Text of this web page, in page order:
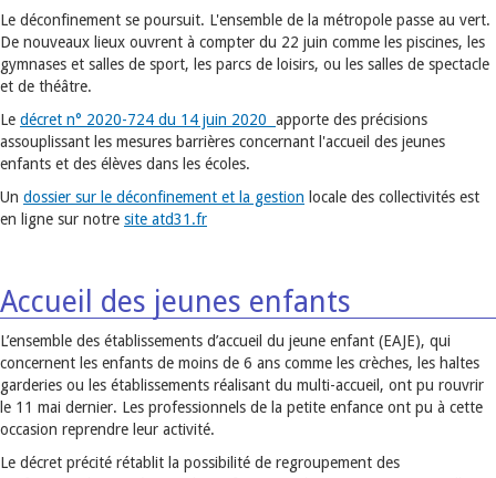
Le déconfinement se poursuit. L'ensemble de la métropole passe au vert.
De nouveaux lieux ouvrent à compter du 22 juin comme les piscines, les
gymnases et salles de sport, les parcs de loisirs, ou les salles de spectacle
et de théâtre.
Le décret n° 2020-724 du 14 juin 2020 apporte des précisions
assouplissant les mesures barrières concernant l'accueil des jeunes
enfants et des élèves dans les écoles.
Un dossier sur le déconfinement et la gestion locale des collectivités est
en ligne sur notre site atd31.fr
Accueil des jeunes enfants
L’ensemble des établissements d’accueil du jeune enfant (EAJE), qui
concernent les enfants de moins de 6 ans comme les crèches, les haltes
garderies ou les établissements réalisant du multi-accueil, ont pu rouvrir
le 11 mai dernier. Les professionnels de la petite enfance ont pu à cette
occasion reprendre leur activité.
Le décret précité rétablit la possibilité de regroupement des